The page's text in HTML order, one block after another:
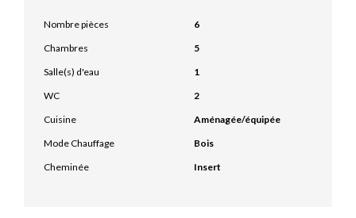
Nombre pièces
6
Chambres
5
Salle(s) d'eau
1
WC
2
Cuisine
Aménagée/équipée
Mode Chauffage
Bois
Cheminée
Insert